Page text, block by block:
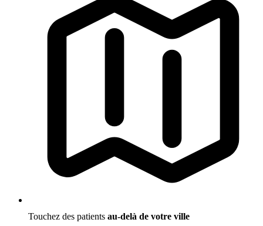
Touchez des patients au-delà de votre ville